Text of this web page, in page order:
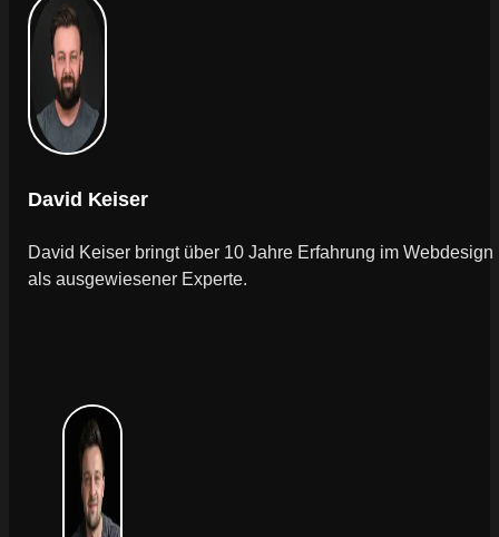
David Keiser
David Keiser bringt über 10 Jahre Erfahrung im
als ausgewiesener Experte.